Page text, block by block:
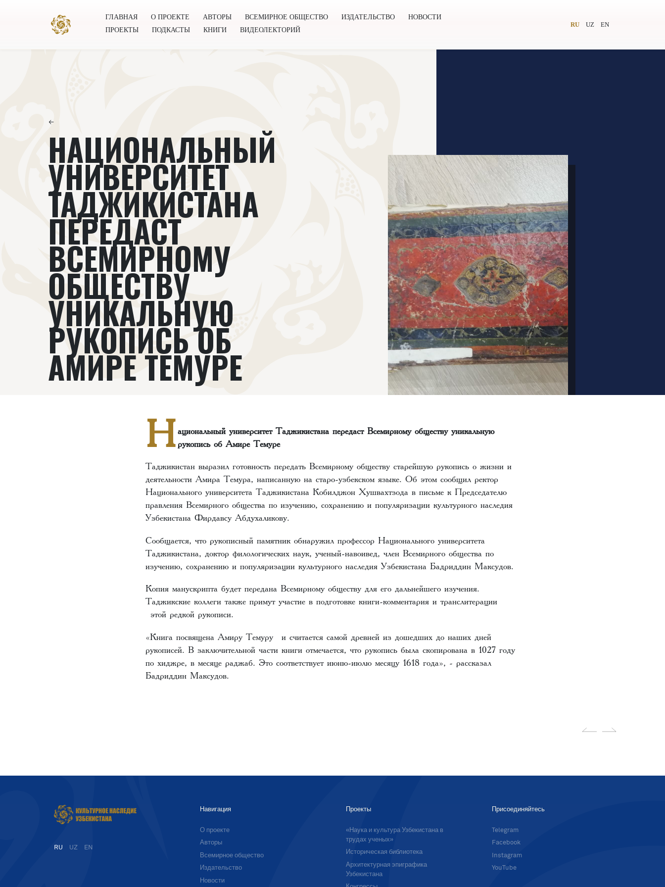
ГЛАВНАЯ О ПРОЕКТЕ АВТОРЫ ВСЕМИРНОЕ ОБЩЕСТВО ИЗДАТЕЛЬСТВО
НОВОСТИ
ПРОЕКТЫ
ПОДКАСТЫ КНИГИ ВИДЕОЛЕКТОРИЙ
RU UZ EN
←
НАЦИОНАЛЬНЫЙ
УНИВЕРСИТЕТ
ТАДЖИКИСТАНА
ПЕРЕДАСТ
ВСЕМИРНОМУ
ОБЩЕСТВУ
УНИКАЛЬНУЮ
РУКОПИСЬ ОБ
АМИРЕ ТЕМУРЕ
Национальный университет Таджикистана передаст Всемирному обществу уникальную
рукопись об Амире Темуре
Таджикистан выразил готовность передать Всемирному обществу старейшую рукопись о жизни и
деятельности Амира Темура, написанную на старо-узбекском языке. Об этом сообщил ректор
Национального университета Таджикистана Кобилджон Хушвахтзода в письме к Председателю
правления Всемирного общества по изучению, сохранению и популяризации культурного наследия
Узбекистана Фирдавсу Абдухаликову.
Сообщается, что рукописный памятник обнаружил профессор Национального университета
Таджикистана, доктор филологических наук, ученый-навоивед, член Всемирного общества по
изучению, сохранению и популяризации культурного наследия Узбекистана Бадриддин Максудов.
Копия манускрипта будет передана Всемирному обществу для его дальнейшего изучения.
Таджикские коллеги также примут участие в подготовке книги-комментария и транслитерации
этой редкой рукописи.
«Книга посвящена Амиру Темуру и считается самой древней из дошедших до наших дней
рукописей. В заключительной части книги отмечается, что рукопись была скопирована в 1027 году
по хиджре, в месяце раджаб. Это соответствует июню-июлю месяцу 1618 года», - рассказал
Бадриддин Максудов.
RU UZ EN
Навигация
О проекте
Авторы
Всемирное общество
Издательство
Новости
Проекты
«Наука и культура Узбекистана в
трудах ученых»
Историческая библиотека
Архитектурная эпиграфика
Узбекистана
Присоединяйтесь
Telegram
Facebook
Instagram
YouTube